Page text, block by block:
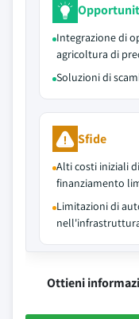
Integrazione di
agricoltura di
Soluzioni di
Sfide
Alti costi iniziali
finanziamento
Limitazioni di
Ottieni